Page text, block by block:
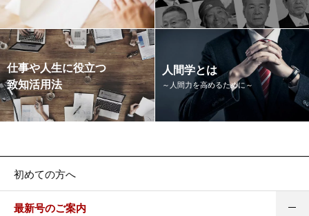
仕事や人生に役立つ
致知活用法
人間学とは
～人間力を高めるために～
初めての方へ
最新号のご案内